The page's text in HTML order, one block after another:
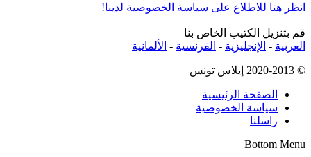
انظر هنا للاطلاع على سياسة الخصوصية لدينا!
قم بتنزيل الكتيب الخاص بنا
العربية - الإنجليزية - الفرنسية - الألمانية
© 2020-2013 إيلاس تونس
الصفحة الرئيسية
سياسة الخصوصية
راسلنا
Bottom Menu